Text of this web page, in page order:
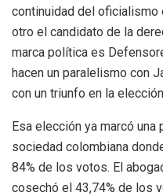
continuidad del oficialismo
otro el candidato de la
marca política es
hacen un paralelismo con
con un triunfo en la
Esa elección ya marcó
sociedad colombiana
84% de los votos. El
cosechó el 43,74% de los